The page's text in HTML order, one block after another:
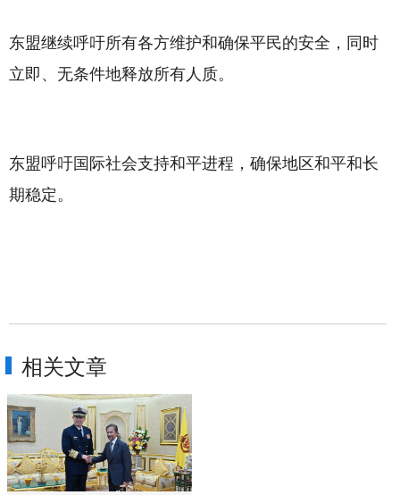
东盟继续呼吁所有各方维护和确保平民的安全，同时
立即、无条件地释放所有人质。
东盟呼吁国际社会支持和平进程，确保地区和平和长
期稳定。
相关文章